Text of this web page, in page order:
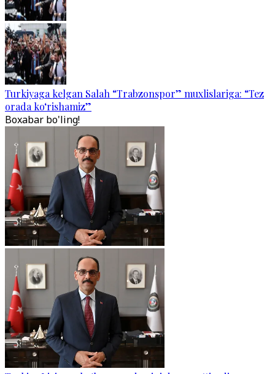
Turkiyaga kelgan Salah “Trabzonspor” muxlislariga: “Tez
orada ko‘rishamiz”
Boxabar bo'ling!